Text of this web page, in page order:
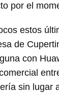
de
por el
estos
de
con
sin lugar